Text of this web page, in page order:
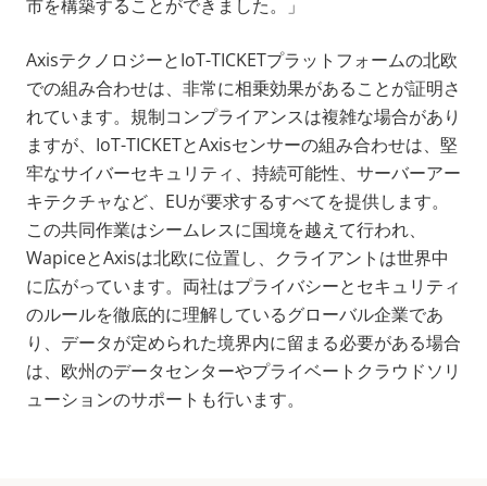
市を構築することができました。」
AxisテクノロジーとIoT-TICKETプラットフォームの北欧
での組み合わせは、非常に相乗効果があることが証明さ
れています。規制コンプライアンスは複雑な場合があり
ますが、IoT-TICKETとAxisセンサーの組み合わせは、堅
牢なサイバーセキュリティ、持続可能性、サーバーアー
キテクチャなど、EUが要求するすべてを提供します。
この共同作業はシームレスに国境を越えて行われ、
WapiceとAxisは北欧に位置し、クライアントは世界中
に広がっています。両社はプライバシーとセキュリティ
のルールを徹底的に理解しているグローバル企業であ
り、データが定められた境界内に留まる必要がある場合
は、欧州のデータセンターやプライベートクラウドソリ
ューションのサポートも行います。